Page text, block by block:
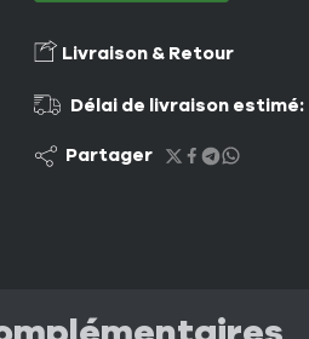
Livraison & Retour
Délai de livraison estimé:
Partager